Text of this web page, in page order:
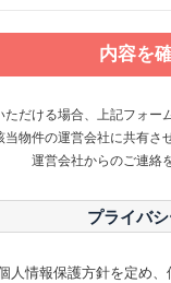
内容を
だける場合、上記フォー
物件の運営会社に共有さ
運営会社からのご連絡
プライバ
人情報保護方針を定め